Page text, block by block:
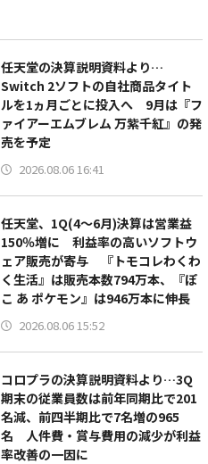
任天堂の決算説明資料より…
Switch 2ソフトの自社商品タイト
ルを1ヵ月ごとに投入へ 9月は『フ
ァイアーエムブレム 万紫千紅』の発
売を予定
2026.08.06 16:41
任天堂、1Q(4～6月)決算は営業益
150％増に 利益率の高いソフトウ
ェア販売が寄与 『トモコレわくわ
く生活』は販売本数794万本、『ぽ
こ あ ポケモン』は946万本に伸長
2026.08.06 15:52
コロプラの決算説明資料より…3Q
期末の従業員数は前年同期比で201
名減、前四半期比で7名増の965
名 人件費・賞与費用の減少が利益
率改善の一因に